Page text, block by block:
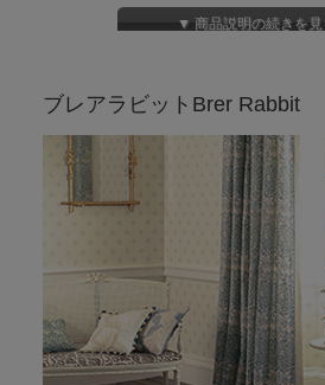
※表示価格は、生地10cmあたりの価格になりま
※こちらの商品は、最小ロット100cm〈数量が
▼ 商品説明の続きを
ブレアラビット Brer Rabbit